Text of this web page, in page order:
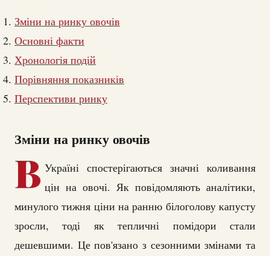
Зміни на ринку овочів
Основні факти
Хронологія подій
Порівняння показників
Перспективи ринку
Зміни на ринку овочів
В Україні спостерігаються значні коливання
цін на овочі. Як повідомляють аналітики,
минулого тижня ціни на ранню білоголову капусту
зросли, тоді як тепличні помідори стали
дешевшими. Це пов'язано з сезонними змінами та